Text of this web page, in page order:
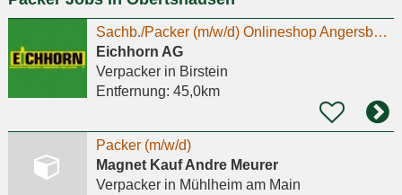
Sachb./Packer (m/w/d) Onlineshop Angersbach (Mini-Job)
Eichhorn AG
Verpackerin Birstein
Entfernung: 45,0km
Packer (m/w/d)
Magnet Kauf Andre Meurer
Verpackerin Mühlheim am Main